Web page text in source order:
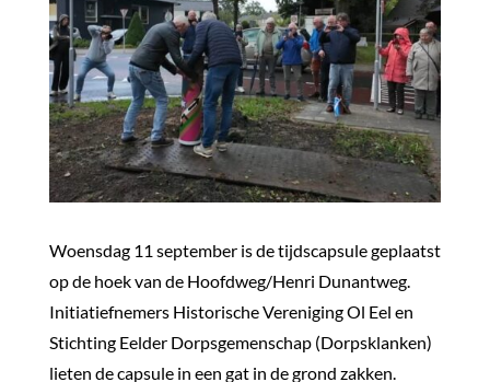
Woensdag 11 september is de tijdscapsule geplaatst
op de hoek van de Hoofdweg/Henri Dunantweg.
Initiatiefnemers Historische Vereniging Ol Eel en
Stichting Eelder Dorpsgemenschap (Dorpsklanken)
lieten de capsule in een gat in de grond zakken.